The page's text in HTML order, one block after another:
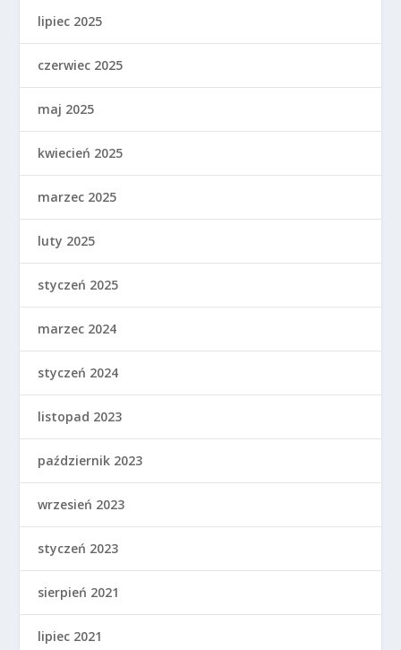
lipiec 2025
czerwiec 2025
maj 2025
kwiecień 2025
marzec 2025
luty 2025
styczeń 2025
marzec 2024
styczeń 2024
listopad 2023
październik 2023
wrzesień 2023
styczeń 2023
sierpień 2021
lipiec 2021